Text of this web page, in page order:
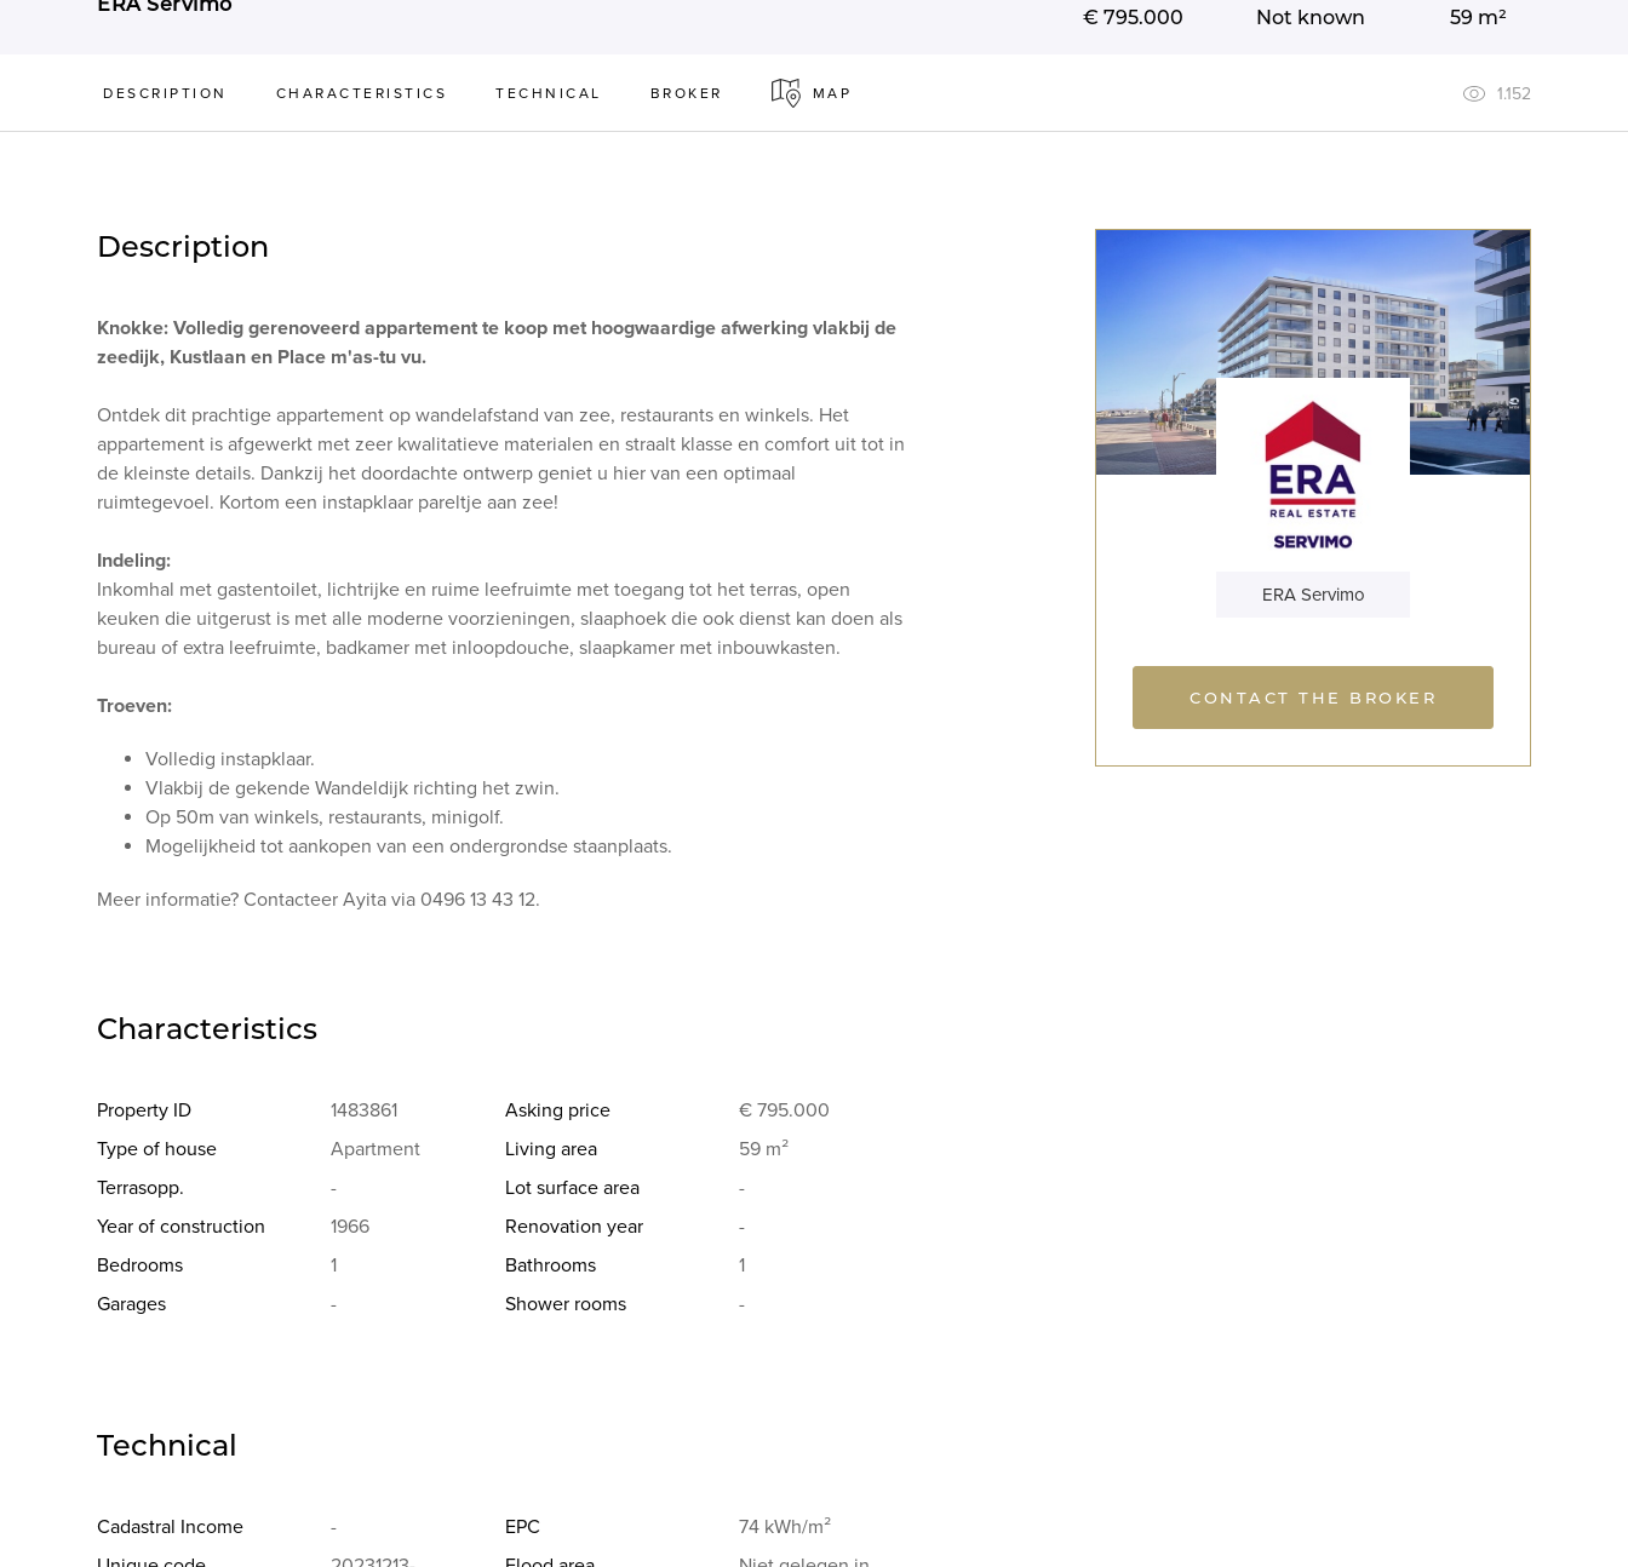
€ 795.000 Not known 59 m²
DESCRIPTION CHARACTERISTICS TECHNICAL BROKER MAP 1.152
Description
Knokke: Volledig gerenoveerd appartement te koop met hoogwaardige afwerking vlakbij de
zeedijk, Kustlaan en Place m'as-tu vu.
Ontdek dit prachtige appartement op wandelafstand van zee, restaurants en winkels. Het
appartement is afgewerkt met zeer kwalitatieve materialen en straalt klasse en comfort uit tot in
de kleinste details. Dankzij het doordachte ontwerp geniet u hier van een optimaal
ruimtegevoel. Kortom een instapklaar pareltje aan zee!
Indeling:
Inkomhal met gastentoilet, lichtrijke en ruime leefruimte met toegang tot het terras, open
keuken die uitgerust is met alle moderne voorzieningen, slaaphoek die ook dienst kan doen als
bureau of extra leefruimte, badkamer met inloopdouche, slaapkamer met inbouwkasten.
Troeven:
Volledig instapklaar.
Vlakbij de gekende Wandeldijk richting het zwin.
Op 50m van winkels, restaurants, minigolf.
Mogelijkheid tot aankopen van een ondergrondse staanplaats.
Meer informatie? Contacteer Ayita via 0496 13 43 12.
Characteristics
Property ID 1483861 Asking price
€ 795.000
Type of house
Apartment Living area
59 m²
Terrasopp.
- Lot surface area
-
Year of construction
1966 Renovation year
-
Bedrooms
1 Bathrooms
1
Garages
- Shower rooms -
Technical
Cadastral Income - EPC
74 kWh/m²
ERA Servimo
CONTACT THE BROKER